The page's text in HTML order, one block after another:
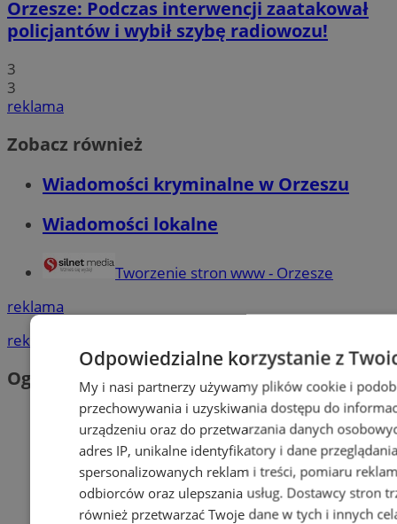
Orzesze: Podczas interwencji zaatakował
policjantów i wybił szybę radiowozu!
3
3
reklama
Zobacz również
Wiadomości kryminalne w Orzeszu
Wiadomości lokalne
Tworzenie stron www - Orzesze
reklama
reklama
Ogłoszenia
Odpowiedzialne korzystanie z
My i nasi partnerzy używamy plików cookie i
przechowywania i uzyskiwania dostępu do
urządzeniu oraz do przetwarzania danych
adres IP, unikalne identyfikatory i dane
spersonalizowanych reklam i treści, pomiaru
odbiorców oraz ulepszania usług. Dostawcy stron
również przetwarzać Twoje dane w tych i innych